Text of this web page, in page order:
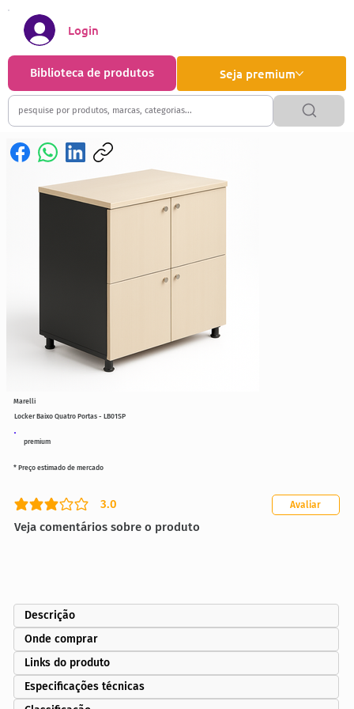
Seja premium
Biblioteca de produtos
Login
premium
Locker Baixo Quatro Portas - LB01SP
3.0
classificação média é 3 de 5
Veja comentários sobre o produto
Avaliar
* Preço estimado de mercado
Marelli
Descrição
Onde comprar
Links do produto
Especificações técnicas